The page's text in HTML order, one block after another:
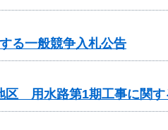
る一般競争入札公告
区 用水路第1期工事に関